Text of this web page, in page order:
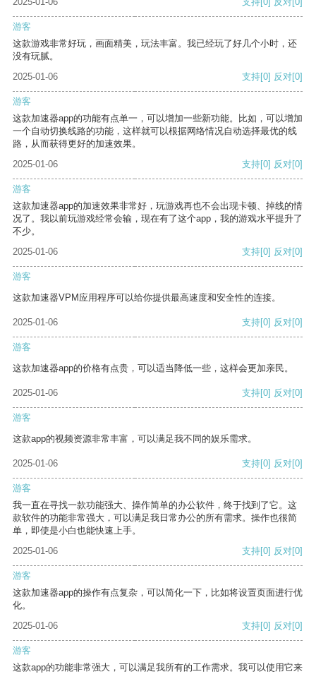
游客
这款游戏非常好玩，画面精美，玩法丰富。我已经玩了好几个小时，还
没有玩腻。
2025-01-06
支持[0] 反对[0]
游客
这款加速器app的功能有点单一，可以增加一些新功能。比如，可以增加
一个自动切换线路的功能，这样就可以根据网络情况自动选择最优的线
路，从而获得更好的加速效果。
2025-01-06
支持[0] 反对[0]
游客
这款加速器app的加速效果非常好，玩游戏再也不会出现卡顿、掉线的情
况了。我以前玩游戏经常会输，现在有了这个app，我的游戏水平提升了
不少。
2025-01-06
支持[0] 反对[0]
游客
这款加速器VPM应用程序可以给你提供最高速度和安全性的连接。
2025-01-06 支持[0] 反对[0]
游客
这款加速器app的价格有点贵，可以适当降低一些，这样会更加亲民。
2025-01-06 支持[0] 反对[0]
游客
这款app的视频资源非常丰富，可以满足我不同的娱乐需求。
2025-01-06 支持[0] 反对[0]
游客
我一直在寻找一款功能强大、操作简单的办公软件，终于找到了它。这
款软件的功能非常强大，可以满足我日常办公的所有需求。操作也很简
单，即使是小白也能快速上手。
2025-01-06
支持[0] 反对[0]
游客
这款加速器app的操作有点复杂，可以简化一下，比如将设置页面进行优
化。
2025-01-06
支持[0] 反对[0]
游客
这款app的功能非常强大，可以满足我所有的工作需求。我可以使用它来